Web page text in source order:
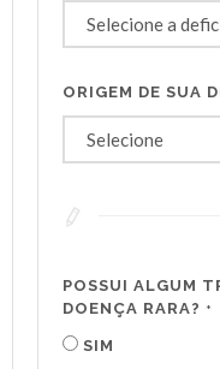
ORIGEM DE SUA
POSSUI ALGUM
DOENÇA RARA? *
SIM